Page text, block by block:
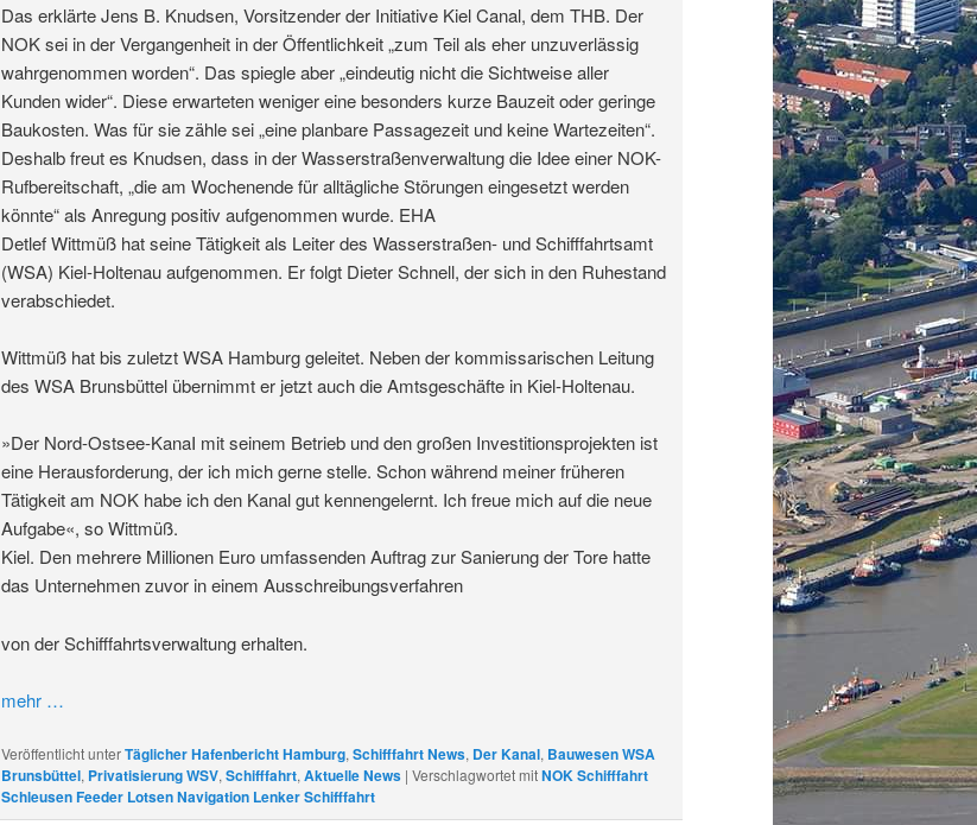
Das erklärte Jens B. Knudsen, Vorsitzender der Initiative Kiel Canal, dem THB. Der
NOK sei in der Vergangenheit in der Öffentlichkeit „zum Teil als eher unzuverlässig
wahrgenommen worden“. Das spiegle aber „eindeutig nicht die Sichtweise aller
Kunden wider“. Diese erwarteten weniger eine besonders kurze Bauzeit oder geringe
Baukosten. Was für sie zähle sei „eine planbare Passagezeit und keine Wartezeiten“.
Deshalb freut es Knudsen, dass in der Wasserstraßenverwaltung die Idee einer NOK-
Rufbereitschaft, „die am Wochenende für alltägliche Störungen eingesetzt werden
könnte“ als Anregung positiv aufgenommen wurde. EHA
Detlef Wittmüß hat seine Tätigkeit als Leiter des Wasserstraßen- und Schifffahrtsamt
(WSA) Kiel-Holtenau aufgenommen. Er folgt Dieter Schnell, der sich in den Ruhestand
verabschiedet.
Wittmüß hat bis zuletzt WSA Hamburg geleitet. Neben der kommissarischen Leitung
des WSA Brunsbüttel übernimmt er jetzt auch die Amtsgeschäfte in Kiel-Holtenau.
»Der Nord-Ostsee-KanaI mit seinem Betrieb und den großen Investitionsprojekten ist
eine Herausforderung, der ich mich gerne stelle. Schon während meiner früheren
Tätigkeit am NOK habe ich den Kanal gut kennengelernt. Ich freue mich auf die neue
Aufgabe«, so Wittmüß.
Kiel. Den mehrere Millionen Euro umfassenden Auftrag zur Sanierung der Tore hatte
das Unternehmen zuvor in einem Ausschreibungsverfahren
von der Schifffahrtsverwaltung erhalten.
mehr …
Veröffentlicht unterTäglicher Hafenbericht Hamburg,Schifffahrt News, Der Kanal, Bauwesen WSA
Brunsbüttel, Privatisierung WSV,Schifffahrt,Aktuelle News | Verschlagwortet mitNOK Schifffahrt
Schleusen Feeder Lotsen Navigation Lenker Schifffahrt